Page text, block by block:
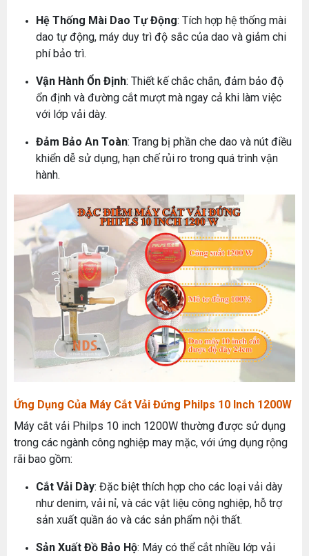
Hệ Thống Mài Dao Tự Động: Tích hợp hệ thống mài
dao tự động, máy duy trì độ sắc của dao và giảm chi
phí bảo trì.
Vận Hành Ổn Định: Thiết kế chắc chắn, đảm bảo độ
ổn định và đường cắt mượt mà ngay cả khi làm việc
với lớp vải dày.
Đảm Bảo An Toàn: Trang bị phần che dao và nút điều
khiển dễ sử dụng, hạn chế rủi ro trong quá trình vận
hành.
Ứng Dụng Của Máy Cắt Vải Đứng Philps 10 Inch 1200W
Máy cắt vải Philps 10 inch 1200W thường được sử dụng
trong các ngành công nghiệp may mặc, với ứng dụng rộng
rãi bao gồm:
Cắt Vải Dày: Đặc biệt thích hợp cho các loại vải dày
như denim, vải nỉ, và các vật liệu công nghiệp, hỗ trợ
sản xuất quần áo và các sản phẩm nội thất.
Sản Xuất Đồ Bảo Hộ: Máy có thể cắt nhiều lớp vải